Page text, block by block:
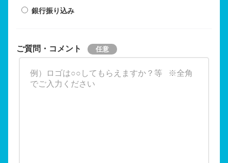
銀行振り込み
ご質問・コメント